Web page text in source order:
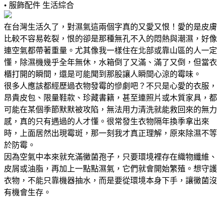
• 服飾配件 生活綜合
在台灣生活久了，對濕氣這兩個字真的又愛又恨！愛的是皮膚
比較不容易乾裂，恨的卻是那種無孔不入的悶熱與潮濕，好像
連空氣都帶著重量。尤其像我一樣住在北部或靠山區的人一定
懂，除濕機幾乎全年無休，水箱倒了又滿、滿了又倒，但當衣
櫃打開的瞬間，還是可能聞到那股讓人瞬間心涼的霉味。
很多人應該都經歷過衣物發霉的慘劇吧？不只是心愛的衣服，
昂貴皮包、限量鞋款、珍藏書籍，甚至連照片或木質家具，都
可能在某個季節默默被攻陷，無法用力清洗就能救回來的無力
感，真的只有遇過的人才懂。很常發生衣物隔年換季拿出來
時，上面居然出現霉斑，那一刻我才真正理解，原來除濕不等
於防霉。
因為空氣中本來就充滿黴菌孢子，只要環境裡存在織物纖維、
皮屑或油脂，再加上一點點濕氣，它們就會開始繁殖。想守護
衣物，不能只靠機器抽水，而是要從環境本身下手，讓黴菌沒
有機會生存。